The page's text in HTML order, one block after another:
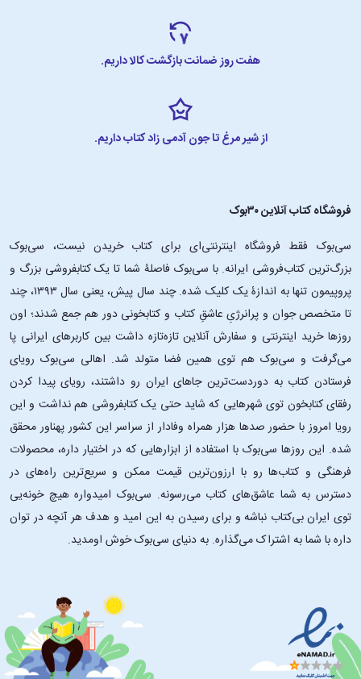
هفت روز ضمانت بازگشت کالا داریم.
از شیر مرغ تا جون آدمی زاد کتاب داریم.
فروشگاه کتاب آنلاین ۳۰بوک
سی‌بوک فقط فروشگاه اینترنتی‌ای برای کتاب خریدن نیست، سی‌بوک
بزرگ‌ترین کتاب‌فروشی ایرانه. با سی‌بوک فاصلۀ شما تا یک کتابفروشی بزرگ و
پروپیمون تنها به اندازۀ یک کلیک شده. چند سال پیش، یعنی سال ۱۳۹۳، چند
تا متخصص جوان و پرانرژیِ عاشقِ کتاب و کتابخونی دور هم جمع شدند؛ اون‌
روزها خرید اینترنتی و سفارش آنلاین تازه‌تازه داشت بین کاربرهای ایرانی پا
می‌گرفت و سی‌بوک هم توی همین فضا متولد شد. اهالی سی‌بوک رویای
فرستادن کتاب به دوردست‌ترین جاهای ایران رو داشتند، رویای پیدا کردن
رفقای کتابخون توی شهرهایی که شاید حتی یک کتابفروشی هم نداشت و این
رویا امروز با حضور صدها هزار همراه وفادار از سراسر این کشور پهناور محقق
شده. این ‌روزها سی‌بوک با استفاده از ابزارهایی که در اختیار داره، محصولات
فرهنگی و کتاب‌ها رو با ارزون‌ترین قیمت ممکن و سریع‌ترین راه‌های در
دسترس به شما عاشق‌های کتاب می‌رسونه. سی‌بوک امیدواره هیچ خونه‌یی
توی ایران بی‌کتاب نباشه و برای رسیدن به این امید و هدف هر آنچه در توان
داره با شما به اشتراک می‌گذاره. به دنیای سی‌بوک خوش اومدید.